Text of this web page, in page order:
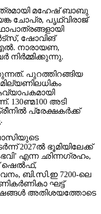
മഹേഷ് ബാബു
ചോപ്ര, പൃഥ്വിരാജ്
ഷോവിങ്
നാരായണ,
പുറത്തിറങ്ങിയ
130ണ്മ100 അടി
പ്രേക്ഷകര്‍ക്ക്
2027ല്‍ ഭൂമിയിലേക്ക്
എന്ന ഛിന്നഗ്രഹം,
ഷെല്‍ഫ്,
ബി.സി.ഇ 7200-ലെ
ഘട്ട്
അതിശയത്തോടെ